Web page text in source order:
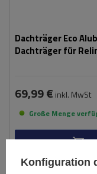
Dachträger Eco
Dachträger für
69,99 € inkl. MwSt
Große Menge
Konfiguration